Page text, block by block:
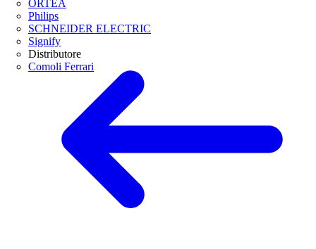
ORTEA
Philips
SCHNEIDER ELECTRIC
Signify
Distributore
Comoli Ferrari